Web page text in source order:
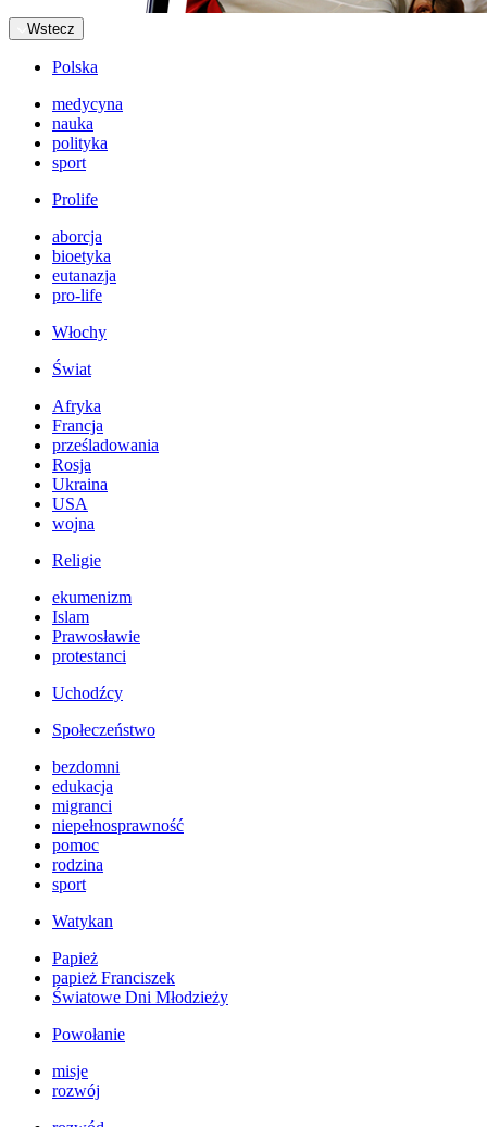
Wstecz
Polska
medycyna
nauka
polityka
sport
Prolife
aborcja
bioetyka
eutanazja
pro-life
Włochy
Świat
Afryka
Francja
prześladowania
Rosja
Ukraina
USA
wojna
Religie
ekumenizm
Islam
Prawosławie
protestanci
Uchodźcy
Społeczeństwo
bezdomni
edukacja
migranci
niepełnosprawność
pomoc
rodzina
sport
Watykan
Papież
papież Franciszek
Światowe Dni Młodzieży
Powołanie
misje
rozwój